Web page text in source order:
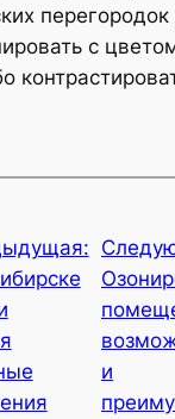
с
и